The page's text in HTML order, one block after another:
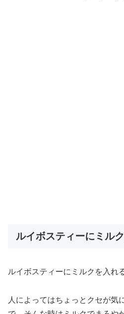
ルイボスティーにミル
ルイボスティーにミルクを入れ
人によってはちょっとクセが気